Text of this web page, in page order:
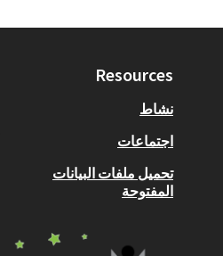
Resources
نشاط
اجتماعات
تحميل ملفات البيانات
المفتوحة